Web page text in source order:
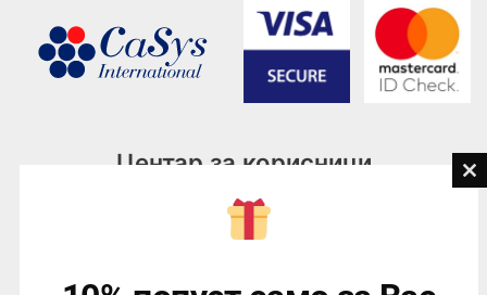
Центар за корисници
076945497; 076945498
contact@loveguru.mk